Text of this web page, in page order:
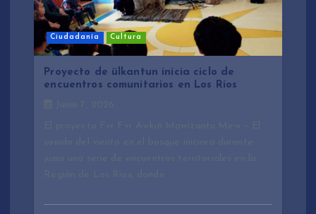
Ciudadanía Cultura
Proyecto de ülkantun inicia ciclo de
encuentros comunitarios en Los Ríos